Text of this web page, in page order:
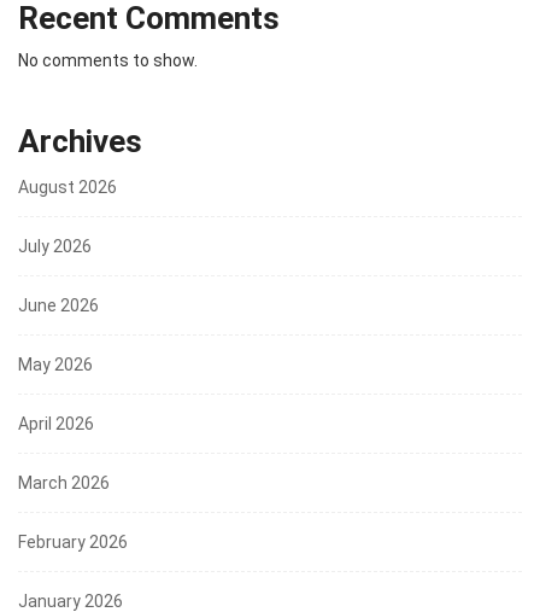
Recent Comments
No comments to show.
Archives
August 2026
July 2026
June 2026
May 2026
April 2026
March 2026
February 2026
January 2026